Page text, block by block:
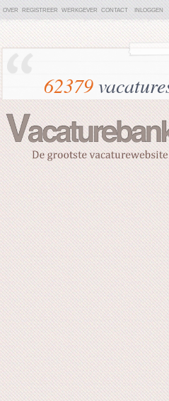
OVER REGISTREER WERKGEVER CONTACT INLOGGEN
62379